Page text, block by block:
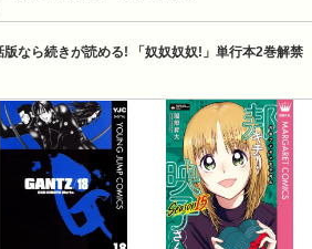
なら続きが読める! 「奴奴奴奴!」単行本2巻解禁